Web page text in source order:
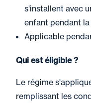
s'installent avec
enfant pendant
Applicable
Qui est éligible ?
Le régime
remplissant les